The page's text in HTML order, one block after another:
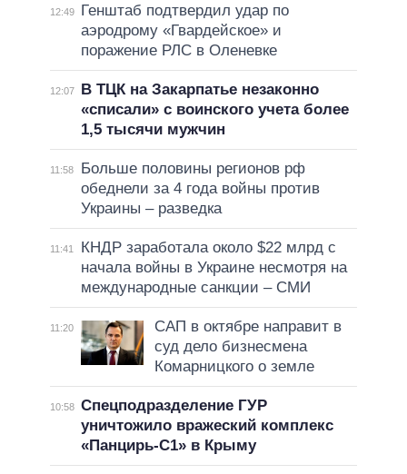
12:49
Генштаб подтвердил удар по
аэродрому «Гвардейское» и
поражение РЛС в Оленевке
12:07
В ТЦК на Закарпатье незаконно
«списали» с воинского учета более
1,5 тысячи мужчин
11:58
Больше половины регионов рф
обеднели за 4 года войны против
Украины – разведка
11:41
КНДР заработала около $22 млрд с
начала войны в Украине несмотря на
международные санкции – СМИ
11:20
САП в октябре направит в
суд дело бизнесмена
Комарницкого о земле
10:58 Спецподразделение ГУР
уничтожило вражеский комплекс
«Панцирь-С1» в Крыму